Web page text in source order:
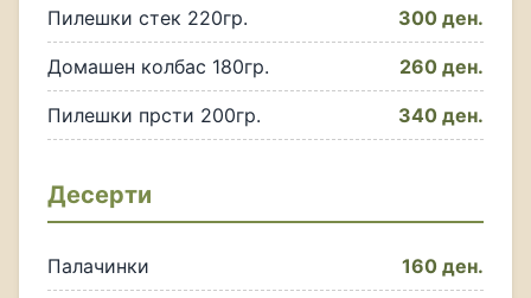
Пилешки стек 220гр. 300 ден.
Домашен колбас 180гр. 260 ден.
Пилешки прсти 200гр. 340 ден.
Десерти
Палачинки 160 ден.